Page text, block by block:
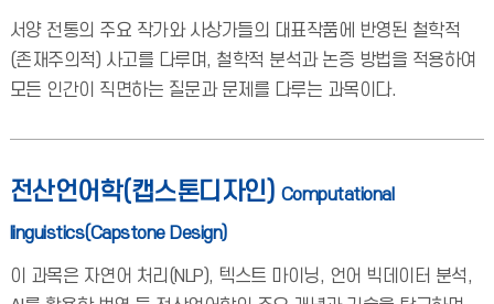
서양 전통의 주요 작가와 사상가들의 대표작품에 반영된 철학적
(존재주의적) 사고를 다루며, 철학적 분석과 논증 방법을 적용하여
모든 인간이 직면하는 질문과 문제를 다루는 과목이다.
전산언어학(캡스톤디자인) Computational
linguistics(Capstone Design)
이 과목은 자연어 처리(NLP), 텍스트 마이닝, 언어 빅데이터 분석,